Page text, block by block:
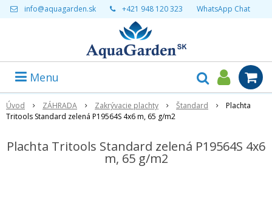
info@aquagarden.sk +421 948 120 323 WhatsApp Chat
Menu
Úvod ZÁHRADA Zakrývacie plachty Štandard
Plachta
Tritools Standard zelená P19564S 4x6 m, 65 g/m2
Plachta Tritools Standard zelená P19564S 4x6
m, 65 g/m2